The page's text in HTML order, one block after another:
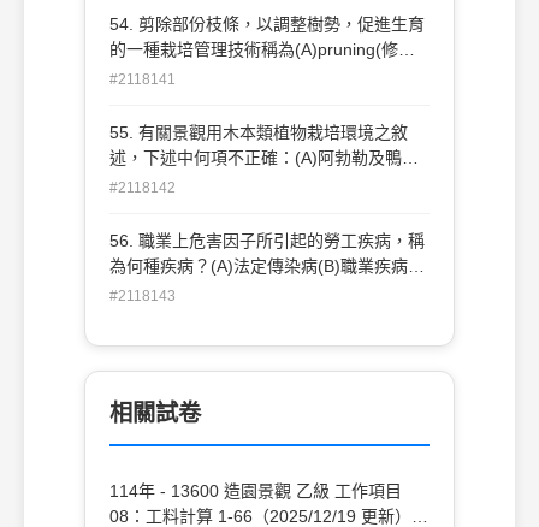
邀參與。
54. 剪除部份枝條，以調整樹勢，促進生育
的一種栽培管理技術稱為(A)pruning(修剪)
(B))trimmin g(修整) (C)thinning(疏苗)
#2118141
55. 有關景觀用木本類植物栽培環境之敘
述，下述中何項不正確：(A)阿勃勒及鴨腳
木可在半陰性環境 栽植(B)落羽杉及串錢柳
較高耐鹽性(D)相思樹及苦楝都可視為先驅
性植物。
#2118142
56. 職業上危害因子所引起的勞工疾病，稱
為何種疾病？(A)法定傳染病(B)職業疾病
#2118143
相關試卷
114年 - 13600 造園景觀 乙級 工作項目
08：工料計算 1-66（2025/12/19 更新）